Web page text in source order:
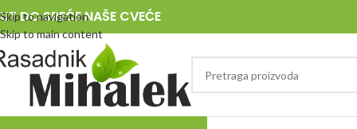
Skip to navigation
Skip to main content
DO SREĆE NAŠE CVEĆE